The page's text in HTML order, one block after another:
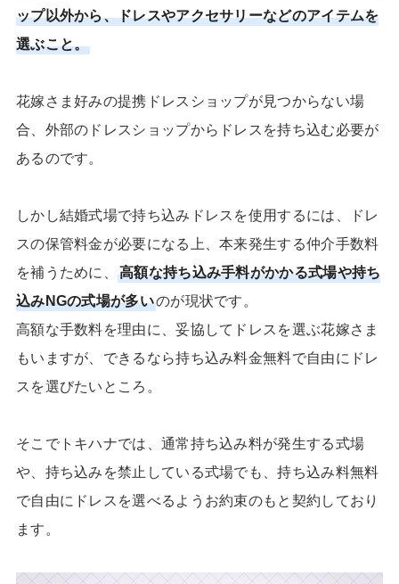
ップ以外から、ドレスやアクセサリーなどのアイテムを
選ぶこと。
花嫁さま好みの提携ドレスショップが見つからない場
合、外部のドレスショップからドレスを持ち込む必要が
あるのです。
しかし結婚式場で持ち込みドレスを使用するには、ドレ
スの保管料金が必要になる上、本来発生する仲介手数料
を補うために、高額な持ち込み手料がかかる式場や持ち
込みNGの式場が多いのが現状です。
高額な手数料を理由に、妥協してドレスを選ぶ花嫁さま
もいますが、できるなら持ち込み料金無料で自由にドレ
スを選びたいところ。
そこでトキハナでは、通常持ち込み料が発生する式場
や、持ち込みを禁止している式場でも、持ち込み料無料
で自由にドレスを選べるようお約束のもと契約しており
ます。